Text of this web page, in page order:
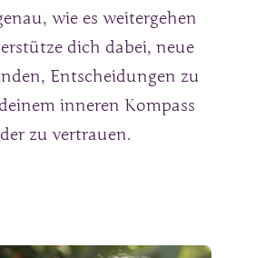
wie es weitergehen
dich dabei, neue
Entscheidungen zu
inneren Kompass
zu vertrauen.